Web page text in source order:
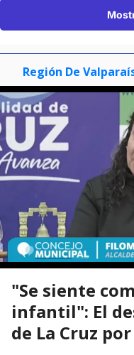
Región De
"Se siente
infantil": El
de La Cruz